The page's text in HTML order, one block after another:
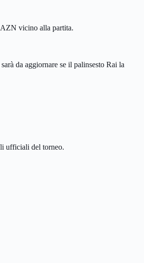
vicino alla partita.
da aggiornare se il palinsesto Rai la
ufficiali del torneo.